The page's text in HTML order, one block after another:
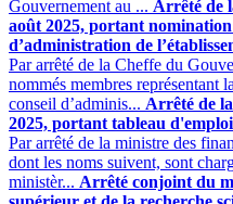
Gouvernement au ... Arrêté de
août 2025, portant
d’administration de
Par arrêté de la Cheffe du
nommés membres représentant
conseil d’adminis... Arrêté de
2025, portant tableau
Par arrêté de la ministre des
dont les noms suivent, sont
ministèr... Arrêté conjoint du